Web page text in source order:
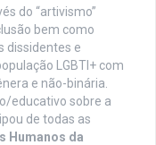
do “artivismo”
bem como
dissidentes e
LGBTI+ com
e não-binária.
educativo sobre a
de todas as
Humanos da